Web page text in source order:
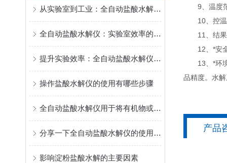
从实验室到工业：全自动盐酸水解仪的跨界应用
全自动盐酸水解仪：实验室效率的加速器？
提升实验效率：全自动盐酸水解仪的五大优势
操作盐酸水解仪的使用有哪些步骤
全自动盐酸水解仪用于将有机物或无机物样品进行酸性水解
分享一下全自动盐酸水解仪的使用步骤
影响淀粉盐酸水解的主要因素
9、温度
10、控温
11、结果
12、*安全
13、*环境
品精度。水
产品